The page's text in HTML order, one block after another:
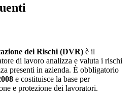
dei Rischi (DVR) è il
di lavoro analizza e valuta i rischi
presenti in azienda. È obbligatorio
e costituisce la base per
e protezione dei lavoratori.